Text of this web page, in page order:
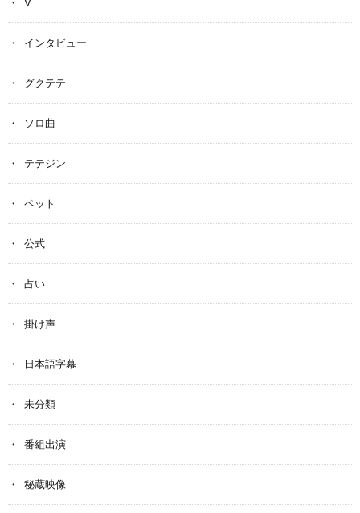
インタビュー
グクテテ
ソロ曲
テテジン
ペット
公式
占い
掛け声
日本語字幕
未分類
番組出演
秘蔵映像